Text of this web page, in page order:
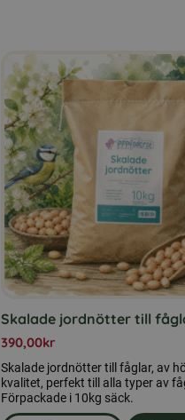
Skalade jordnötter till
390,00kr
Skalade jordnötter till fåglar, av
kvalitet, perfekt till alla typer av
Förpackade i 10kg säck.